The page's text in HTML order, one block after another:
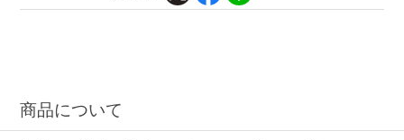
商品について